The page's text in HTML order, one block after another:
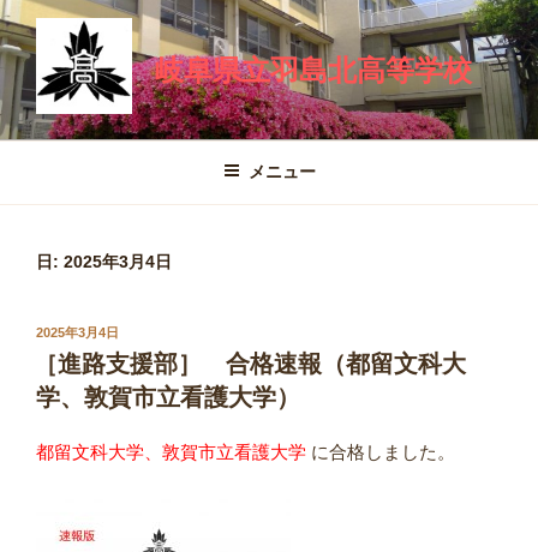
コ
ン
テ
ン
ツ
岐阜県立羽島北高等学校
メニュー
日: 2025年3月4日
投
日:
2025年3月4日
［進路支援部］ 合格速報（都留文科大
学、敦賀市立看護大学）
都留文科大学、敦賀市立看護大学 に合格しました。